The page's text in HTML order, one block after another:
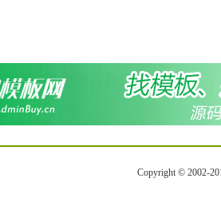
Copyright © 2002-